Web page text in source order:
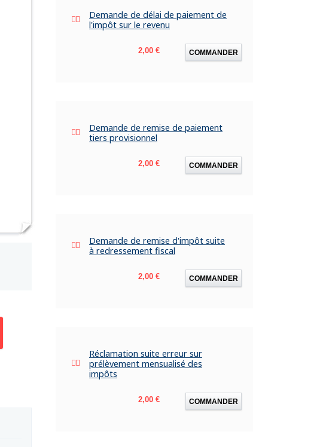
Demande de délai de paiement de
l'impôt sur le revenu
Prix
2,00 € COMMANDER
Demande de remise de paiement
tiers provisionnel
Prix
2,00 € COMMANDER
Demande de remise d'impôt suite
à redressement fiscal
Prix
2,00 € COMMANDER
Réclamation suite erreur sur
prélèvement mensualisé des
impôts
Prix
2,00 € COMMANDER